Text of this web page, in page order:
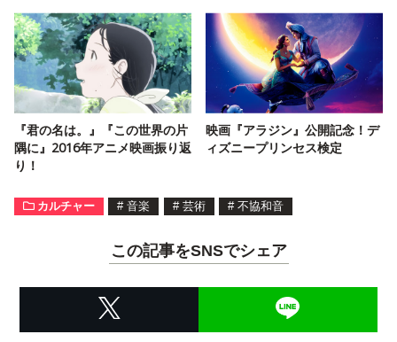
『君の名は。』『この世界の片
隅に』2016年アニメ映画振り返
り！
映画『アラジン』公開記念！デ
ィズニープリンセス検定
カルチャー # 音楽 # 芸術 # 不協和音
この記事をSNSでシェア